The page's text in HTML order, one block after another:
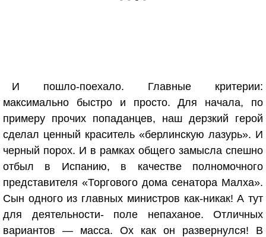
И пошло-поехало. Главные критерии:
максимально быстро и просто. Для начала, по
примеру прочих попаданцев, наш дерзкий герой
сделал ценный краситель «берлинскую лазурь». И
черный порох. И в рамках общего замысла спешно
отбыл в Испанию, в качестве полномочного
представителя «Торгового дома сенатора Малха».
Сын одного из главных министров как-никак! А тут
для деятельности- поле непаханое. Отличных
вариантов — масса. Ох как он развернулся! В